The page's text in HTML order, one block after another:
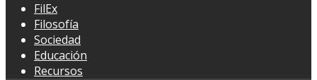
FilEx
Filosofía
Sociedad
Educación
Recursos